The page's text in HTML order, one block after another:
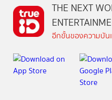
THE NEXT
อีกขั้นของความบัน